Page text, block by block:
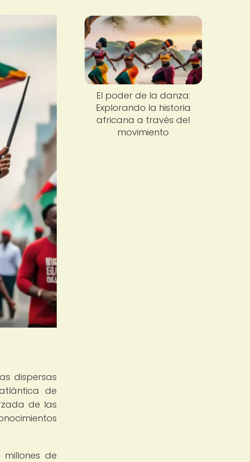
dispersas
de
de las
de
El poder de la danza:
Explorando la historia
africana a través del
movimiento